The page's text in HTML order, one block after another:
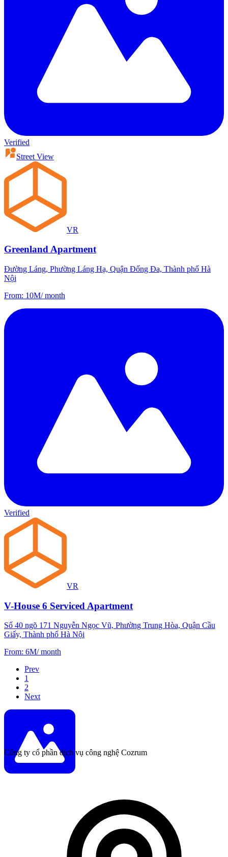
Verified
Street View
VR
Greenland Apartment
Đường Láng, Phường Láng Hạ, Quận Đống Đa, Thành phố Hà
Nội
From: 10M/month
Verified
VR
V-House 6 Serviced Apartment
Số 40 ngõ 171 Nguyễn Ngọc Vũ, Phường Trung Hòa, Quận Cầu
Giấy, Thành phố Hà Nội
From: 6M/month
Prev
1
2
Next
Công ty cổ phần dịch vụ công nghệ Cozrum